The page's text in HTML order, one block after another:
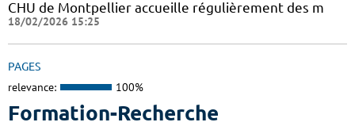
CHU de Montpellier accueille régulièrement des m
18/02/2026 15:25
PAGES
relevance: 100%
Formation-Recherche